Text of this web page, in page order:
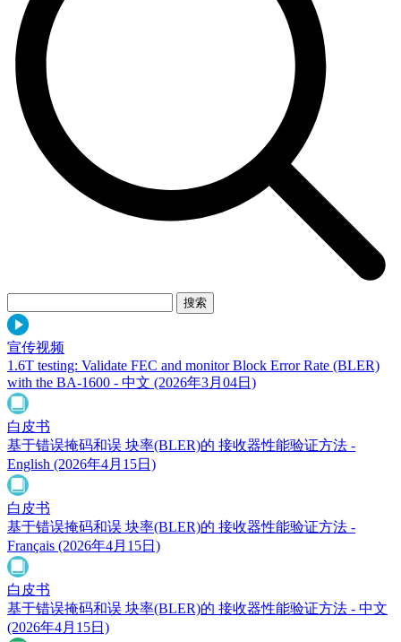
宣传视频
1.6T testing: Validate FEC and monitor Block Error Rate (BLER)
with the BA-1600 - 中文 (2026年3月04日)
白皮书
基于错误掩码和误 块率(BLER)的 接收器性能验证方法 -
English (2026年4月15日)
白皮书
基于错误掩码和误 块率(BLER)的 接收器性能验证方法 -
Français (2026年4月15日)
白皮书
基于错误掩码和误 块率(BLER)的 接收器性能验证方法 - 中文
(2026年4月15日)